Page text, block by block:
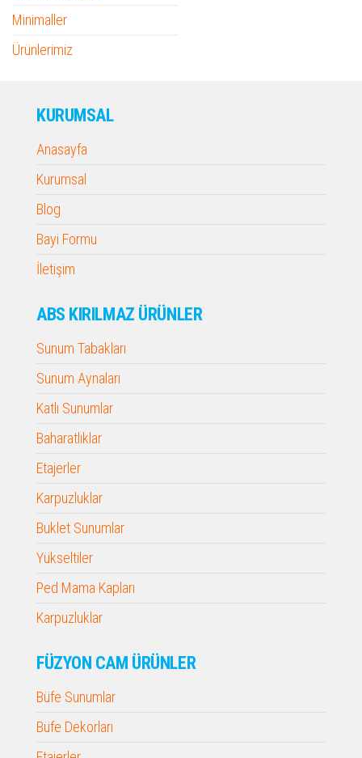
Minimaller
Ürünlerimiz
KURUMSAL
Anasayfa
Kurumsal
Blog
Bayi Formu
İletişim
ABS KIRILMAZ ÜRÜNLER
Sunum Tabakları
Sunum Aynaları
Katlı Sunumlar
Baharatlıklar
Etajerler
Karpuzluklar
Buklet Sunumlar
Yükseltiler
Ped Mama Kapları
Karpuzluklar
FÜZYON CAM ÜRÜNLER
Büfe Sunumlar
Büfe Dekorları